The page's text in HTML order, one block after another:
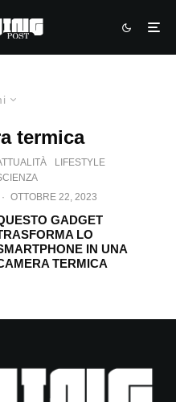
termica
LIFESTYLE
· OTTOBRE 22, 2023
GADGET
LO
IN UNA
TERMICA